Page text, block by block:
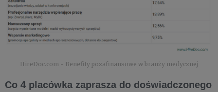
HireDoc.com - Benefity pozafinansowe w branży medycznej
Co 4 placówka zaprasza do doświadczonego